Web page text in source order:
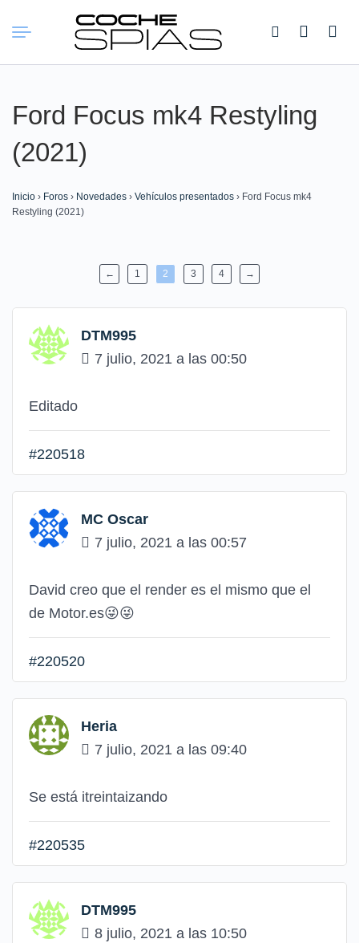
Buscar:
Ford Focus mk4 Restyling
(2021)
Inicio › Foros › Novedades › Vehículos presentados › Ford Focus mk4
Restyling (2021)
← 1 2 3 4 →
DTM995
7 julio, 2021 a las 00:50
Editado
#220518
MC Oscar
7 julio, 2021 a las 00:57
David creo que el render es el mismo que el
de Motor.es😜😜
#220520
Heria
7 julio, 2021 a las 09:40
Se está itreintaizando
#220535
DTM995
8 julio, 2021 a las 10:50